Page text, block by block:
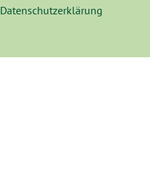
Datenschutzerklärung